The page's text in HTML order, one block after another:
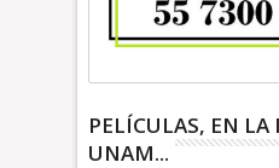
PELÍCULAS, EN
UNAM...